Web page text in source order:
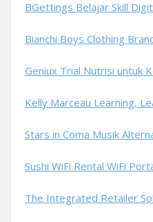
BGettings Belajar Skill
Bianchi Boys Clothing
Geniux Trial Nutrisi untuk
Kelly Marceau Learning,
Stars in Coma Musik
Sushi WiFi Rental WiFi
The Integrated Retailer